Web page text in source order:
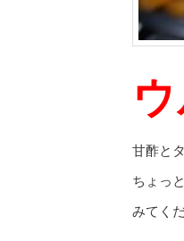
甘酢と
ちょっ
みてく